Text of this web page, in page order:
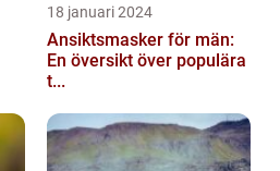
18 januari 2024
Ansiktsmasker för män:
En översikt över populära
t...